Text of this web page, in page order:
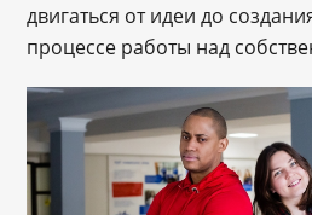
двигаться от идеи до
процессе работы над